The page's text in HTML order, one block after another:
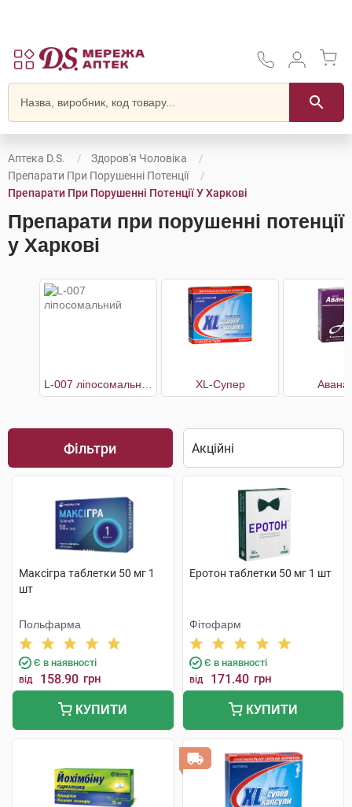
Аптека D.S.
Здоров'я Чоловіка
Препарати При Порушенні Потенції
Препарати При Порушенні Потенції У Харкові
Препарати при порушенні потенції
у Харкові
XL-Супер
Фільтри
Максігра таблетки 50 мг 1
шт
Польфарма
Є в наявності
від 158.90 грн
КУПИТИ
Еротон таблетки 50 мг 1 шт
Фітофарм
Є в наявності
від 171.40 грн
КУПИТИ